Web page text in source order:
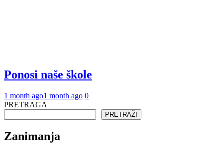
Ponosi naše škole
1 month ago1 month ago 0
PRETRAGA
PRETRAŽI
Zanimanja